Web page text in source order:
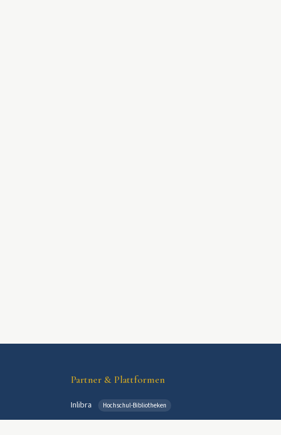
Partner & Plattformen
Inlibra Hochschul-Bibliotheken